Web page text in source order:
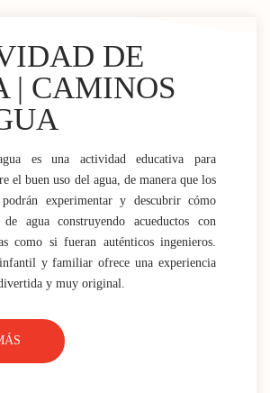
DE
| CAMINOS
es una actividad educativa para
el buen uso del agua, de manera que los
experimentar y descubrir cómo
agua construyendo acueductos con
como si fueran auténticos ingenieros.
y familiar ofrece una experiencia
y muy original.